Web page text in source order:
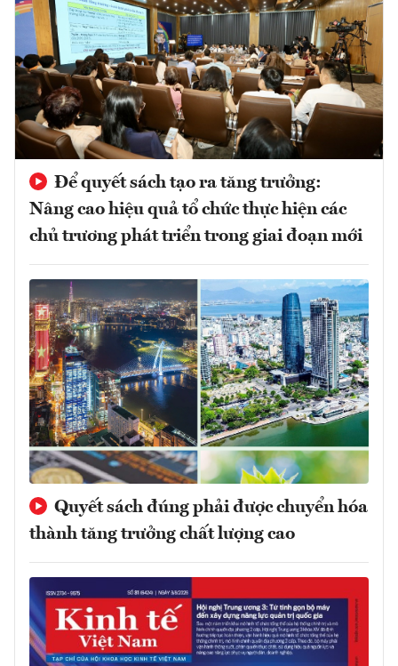
Để quyết sách tạo ra tăng trưởng:
Nâng cao hiệu quả tổ chức thực hiện các
chủ trương phát triển trong giai đoạn mới
Quyết sách đúng phải được chuyển hóa
thành tăng trưởng chất lượng cao